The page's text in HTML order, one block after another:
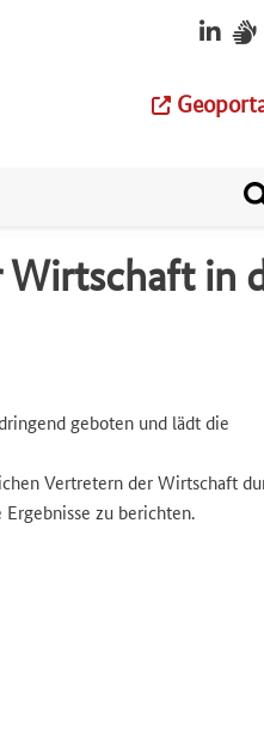
Wirtschaft in
geboten und lädt die
Vertretern der Wirtschaft
zu berichten.